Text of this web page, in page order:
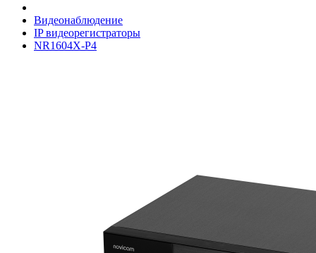
Видеонаблюдение
IP видеорегистраторы
NR1604X-P4